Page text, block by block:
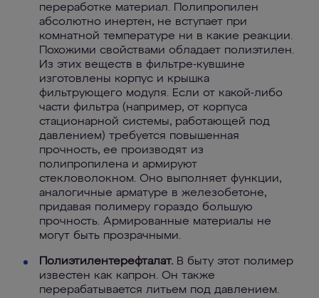
переработке материал. Полипропилен
абсолютно инертен, не вступает при
комнатной температуре ни в какие реакции.
Похожими свойствами обладает полиэтилен.
Из этих веществ в фильтре-кувшине
изготовлены корпус и крышка
фильтрующего модуля. Если от какой-либо
части фильтра (например, от корпуса
стационарной системы, работающей под
давлением) требуется повышенная
прочность, ее производят из
полипропилена и армируют
стекловолокном. Оно выполняет функции,
аналогичные арматуре в железобетоне,
придавая полимеру гораздо большую
прочность. Армированные материалы не
могут быть прозрачными.
Полиэтилентерефталат. В быту этот полимер
известен как капрон. Он также
перерабатывается литьем под давлением.